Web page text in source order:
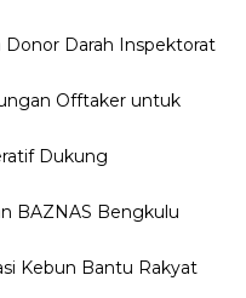
Darah Inspektorat
Offtaker untuk
Dukung
BAZNAS Bengkulu
Kebun Bantu Rakyat